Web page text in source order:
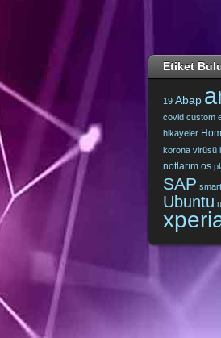
Etiket
19 Abap
covid custom
hikayeler
korona virüsü
notlarım os
SAP smart
Ubuntu